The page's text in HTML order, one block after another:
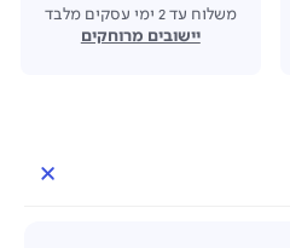
משלוח עד 2 ימי עסקים מלבד
יישובים מרוחקים